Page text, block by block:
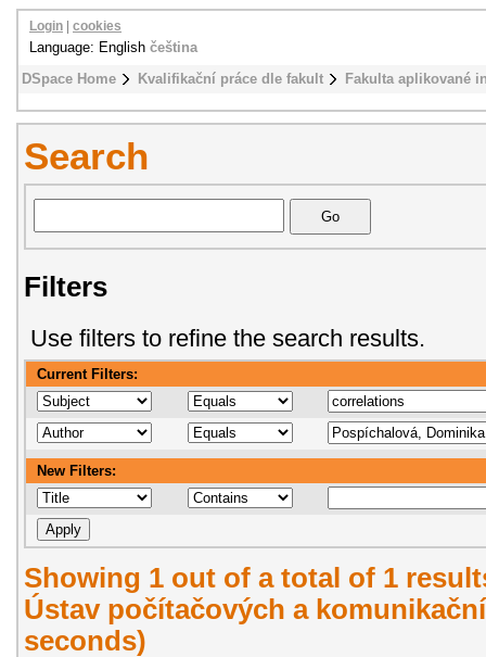
DSpace Home Kvalifikační práce dle fakult Fakulta aplikované
Login cookies
Language: English čeština
Search
Filters
Use filters to refine the search results.
Current Filters:
New Filters:
Showing 1 out of a total of 1
Ústav počítačových a
seconds)